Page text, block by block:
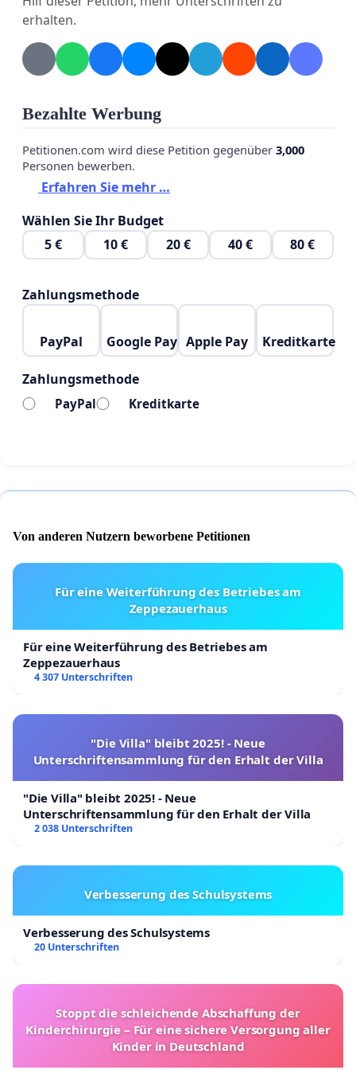
abzufedern.
In einer Zeit, in der viele Menschen mit steigenden
Lebenshaltungskosten kämpfen, ist es Aufgabe des
Wir bitten daher um eine zeitnahe Prüfung und
Umsetzung dieser Forderung.
erhalten.
Bezahlte Werbung
Petitionen.com wird diese Petition gegenüber 3,000
Personen bewerben.
Erfahren Sie mehr …
Wählen Sie Ihr Budget
5 €
10 € 20 € 40 € 80 €
Zahlungsmethode
PayPal Google Pay Apple Pay Kreditkarte
Zahlungsmethode
PayPal Kreditkarte
Von anderen Nutzern beworbene Petitionen
Für eine Weiterführung des Betriebes am
Zeppezauerhaus
Für eine Weiterführung des Betriebes am
Zeppezauerhaus
4 307 Unterschriften
"Die Villa" bleibt 2025! - Neue
Unterschriftensammlung für den Erhalt der Villa
"Die Villa" bleibt 2025! - Neue
Unterschriftensammlung für den Erhalt der Villa
2 038 Unterschriften
Verbesserung des Schulsystems
Verbesserung des Schulsystems
20 Unterschriften
Stoppt die schleichende Abschaffung der
Kinderchirurgie – Für eine sichere Versorgung aller
Kinder in Deutschland